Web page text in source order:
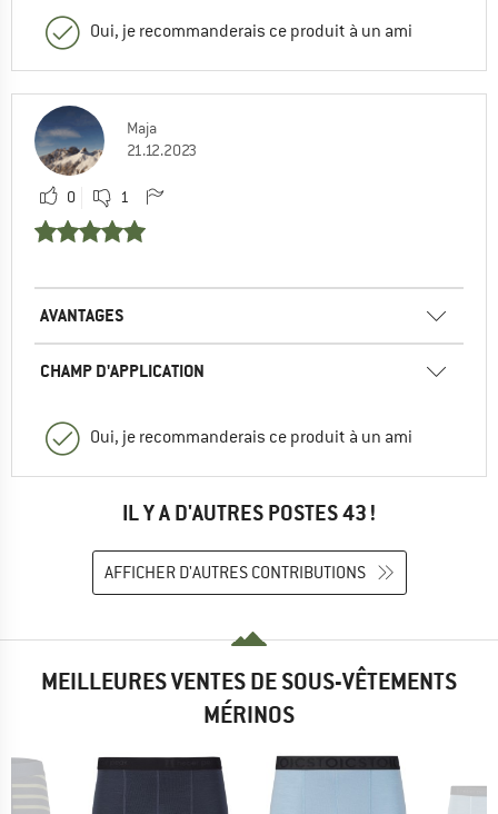
Oui, je recommanderais ce produit à un ami
Maja
21.12.2023
0 1
AVANTAGES
CHAMP D'APPLICATION
Oui, je recommanderais ce produit à un ami
IL Y A D'AUTRES POSTES 43 !
AFFICHER D'AUTRES CONTRIBUTIONS
MEILLEURES VENTES DE SOUS-VÊTEMENTS
MÉRINOS